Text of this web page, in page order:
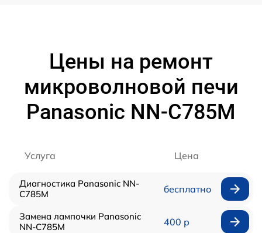
Цены на ремонт
микроволновой печи
Panasonic NN-C785M
Услуга Цена
Диагностика Panasonic NN-
C785M
бесплатно
Замена лампочки Panasonic
NN-C785M
400 р